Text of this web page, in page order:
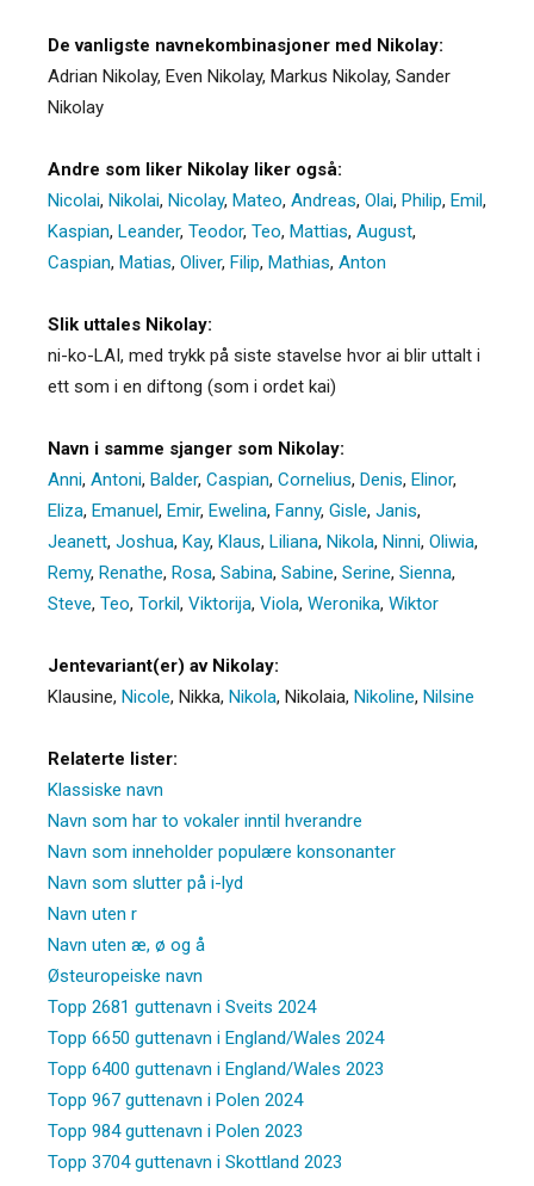
De vanligste navnekombinasjoner med Nikolay:
Adrian Nikolay, Even Nikolay, Markus Nikolay, Sander
Nikolay
Andre som liker Nikolay liker også:
Nicolai, Nikolai, Nicolay, Mateo, Andreas, Olai, Philip, Emil,
Kaspian, Leander, Teodor, Teo, Mattias, August,
Caspian, Matias, Oliver, Filip, Mathias, Anton
Slik uttales Nikolay:
ni-ko-LAI, med trykk på siste stavelse hvor ai blir uttalt i
ett som i en diftong (som i ordet kai)
Navn i samme sjanger som Nikolay:
Anni, Antoni, Balder, Caspian, Cornelius, Denis, Elinor,
Eliza, Emanuel, Emir, Ewelina, Fanny, Gisle, Janis,
Jeanett, Joshua, Kay, Klaus, Liliana, Nikola, Ninni, Oliwia,
Remy, Renathe, Rosa, Sabina, Sabine, Serine, Sienna,
Steve, Teo, Torkil, Viktorija, Viola, Weronika, Wiktor
Jentevariant(er) av Nikolay:
Klausine, Nicole, Nikka, Nikola, Nikolaia, Nikoline, Nilsine
Relaterte lister:
Klassiske navn
Navn som har to vokaler inntil hverandre
Navn som inneholder populære konsonanter
Navn som slutter på i-lyd
Navn uten r
Navn uten æ, ø og å
Østeuropeiske navn
Topp 2681 guttenavn i Sveits 2024
Topp 6650 guttenavn i England/Wales 2024
Topp 6400 guttenavn i England/Wales 2023
Topp 967 guttenavn i Polen 2024
Topp 984 guttenavn i Polen 2023
Topp 3704 guttenavn i Skottland 2023